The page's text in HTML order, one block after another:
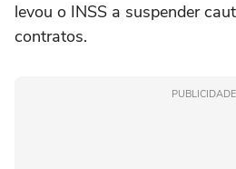
levou o INSS a suspender
contratos.
PUBLICIDADE